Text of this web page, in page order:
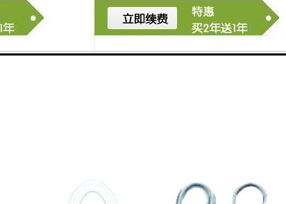
定到需要检测的物体上，不需要复杂的安装和调试。
器、电路板等兼容性好，可以快速接入多种控制系统和软件平台。
可靠性高，对环境适应能力强